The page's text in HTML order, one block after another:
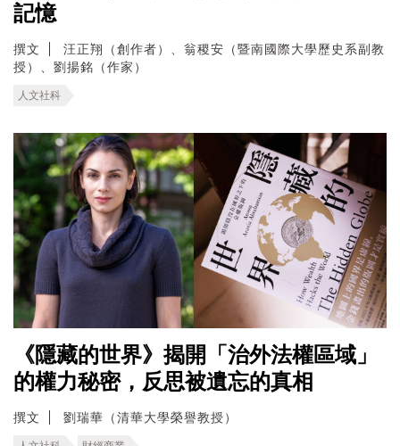
記憶
撰文
汪正翔（創作者）、翁稷安（暨南國際大學歷史系副教
授）、劉揚銘（作家）
人文社科
《隱藏的世界》揭開「治外法權區域」
的權力秘密，反思被遺忘的真相
撰文 劉瑞華（清華大學榮譽教授）